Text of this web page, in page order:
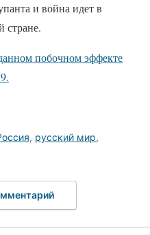
и война идет в
стране.
побочном эффекте
, русский мир,